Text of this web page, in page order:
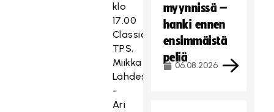
klo
17.00
Classic –
TPS,
Miikka
Lähdesmäki
-
Ari
myynnissä –
hanki ennen
ensimmäistä
peliä
06.08.2026